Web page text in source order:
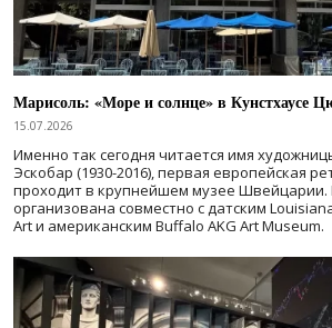
Марисоль: «Море и солнце» в Кунстхаусе
15.07.2026
Именно так сегодня читается имя
Эскобар (1930-2016), первая европейская
проходит в крупнейшем музее Швейцарии.
организована совместно с датским
Art и американским Buffalo AKG Art Museum.